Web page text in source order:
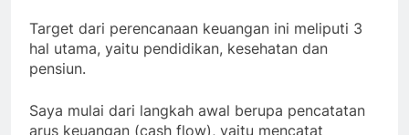
Target dari perencanaan keuangan ini meliputi 3
hal utama, yaitu pendidikan, kesehatan dan
pensiun.
Saya mulai dari langkah awal berupa pencatatan
arus keuangan (cash flow), yaitu mencatat